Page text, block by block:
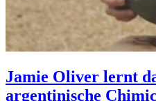
Jamie Oliver lernt
argentinische